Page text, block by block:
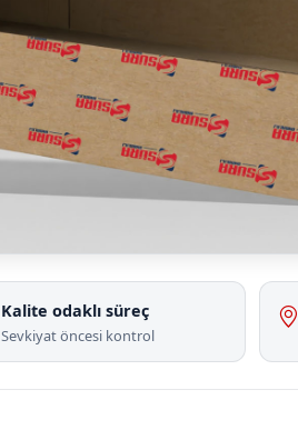
Kalite odaklı süreç
Sevkiyat öncesi kontrol